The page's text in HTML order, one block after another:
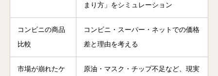
まり方」をシミュレーション
コンビニの商品
比較
コンビニ・スーパー・ネットでの価格
差と理由を考える
市場が崩れたケ
原油・マスク・チップ不足など、現実